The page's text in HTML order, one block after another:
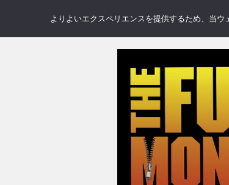
NEWS
よりよいエクスペリエンスを提供するため、当